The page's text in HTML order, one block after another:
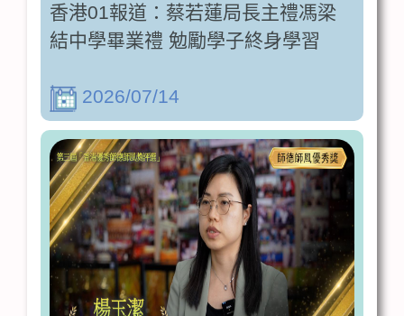
香港01報道：蔡若蓮局長主禮馮梁
結中學畢業禮 勉勵學子終身學習
2026/07/14